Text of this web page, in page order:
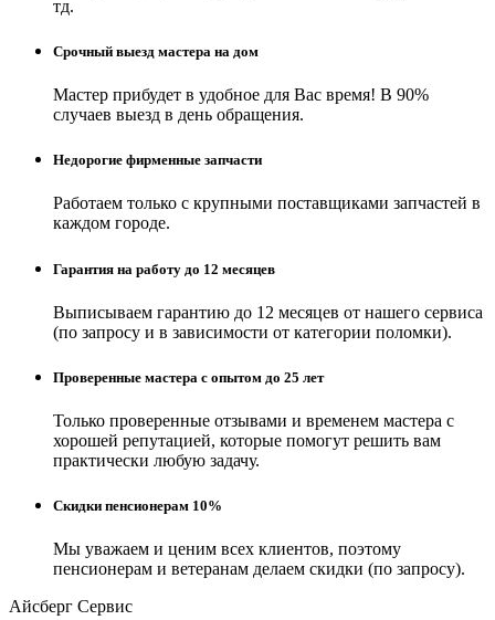
тд.
Срочный выезд мастера на дом
Мастер прибудет в удобное для Вас время! В 90%
случаев выезд в день обращения.
Недорогие фирменные запчасти
Работаем только с крупными поставщиками запчастей в
каждом городе.
Гарантия на работу до 12 месяцев
Выписываем гарантию до 12 месяцев от нашего сервиса
(по запросу и в зависимости от категории поломки).
Проверенные мастера с опытом до 25 лет
Только проверенные отзывами и временем мастера с
хорошей репутацией, которые помогут решить вам
практически любую задачу.
Скидки пенсионерам 10%
Мы уважаем и ценим всех клиентов, поэтому
пенсионерам и ветеранам делаем скидки (по запросу).
Айсберг Сервис